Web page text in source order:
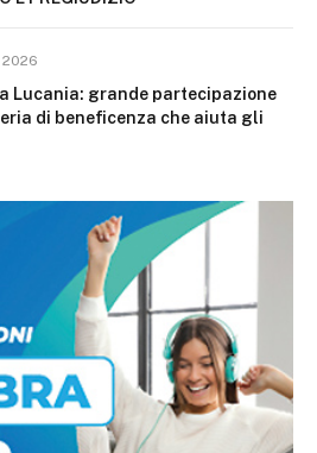
2026
Lucania: grande partecipazione
di beneficenza che aiuta gli